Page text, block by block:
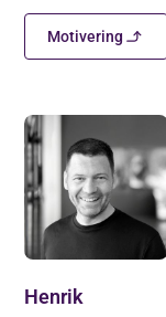
Motivering
Henrik